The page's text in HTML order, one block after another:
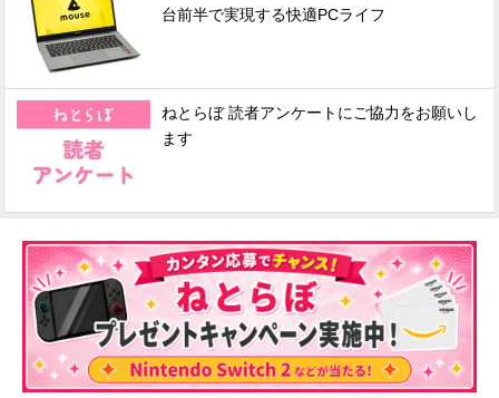
台前半で実現する快適PCライフ
ねとらぼ 読者アンケートにご協力をお願いし
ます